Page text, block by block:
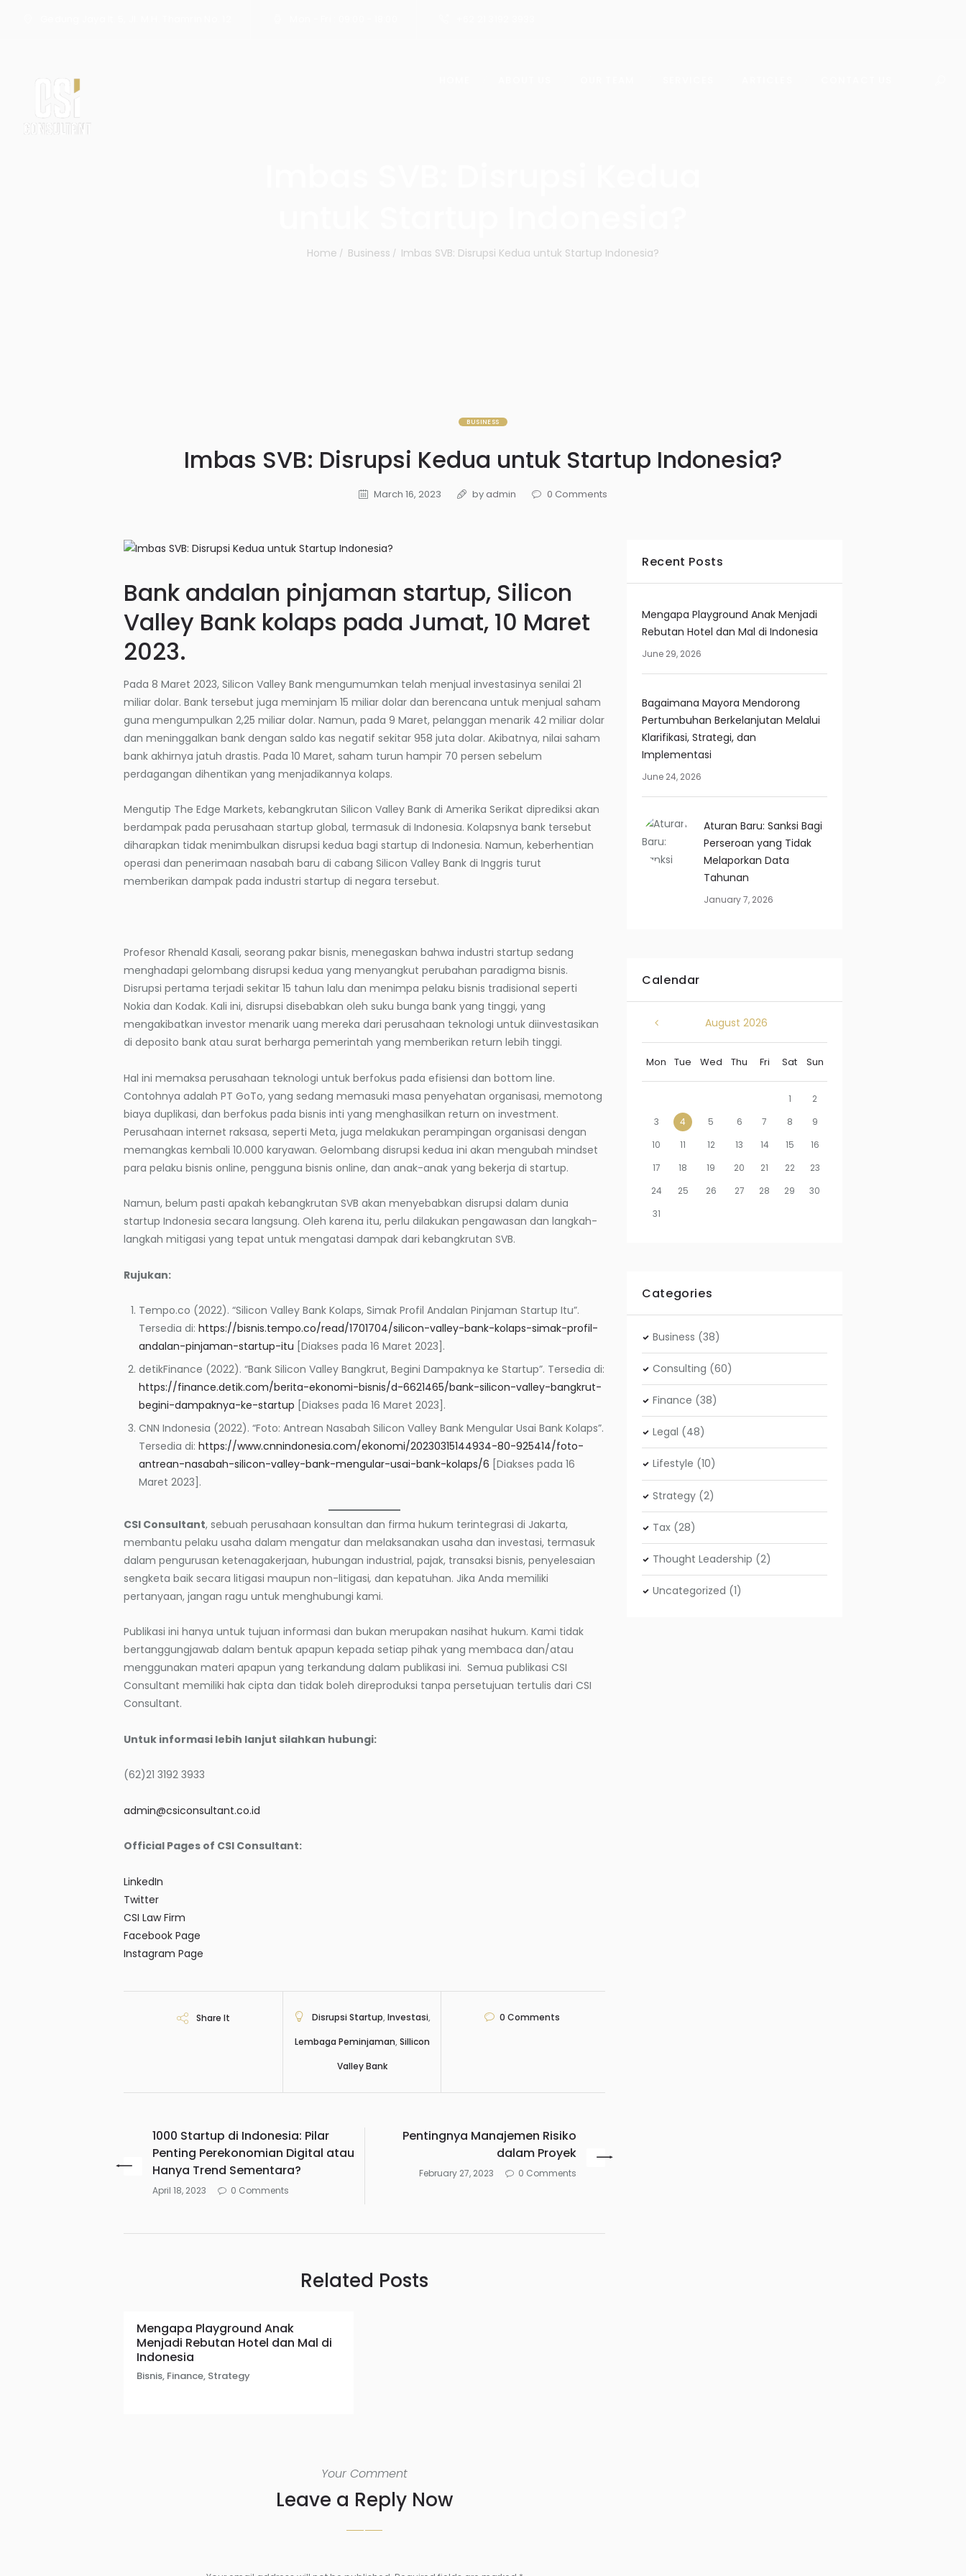
Home Business Imbas SVB: Disrupsi Kedua untuk Startup Indonesia?
BUSINESS
Imbas SVB: Disrupsi Kedua untuk Startup Indonesia?
March 16, 2023 by admin 0 Comments
Bank andalan pinjaman startup, Silicon
Valley Bank kolaps pada Jumat, 10 Maret
2023.
Pada 8 Maret 2023, Silicon Valley Bank mengumumkan telah menjual investasinya senilai 21
miliar dolar. Bank tersebut juga meminjam 15 miliar dolar dan berencana untuk menjual saham
guna mengumpulkan 2,25 miliar dolar. Namun, pada 9 Maret, pelanggan menarik 42 miliar dolar
dan meninggalkan bank dengan saldo kas negatif sekitar 958 juta dolar. Akibatnya, nilai saham
bank akhirnya jatuh drastis. Pada 10 Maret, saham turun hampir 70 persen sebelum
perdagangan dihentikan yang menjadikannya kolaps.
Mengutip The Edge Markets, kebangkrutan Silicon Valley Bank di Amerika Serikat diprediksi akan
berdampak pada perusahaan startup global, termasuk di Indonesia. Kolapsnya bank tersebut
diharapkan tidak menimbulkan disrupsi kedua bagi startup di Indonesia. Namun, keberhentian
operasi dan penerimaan nasabah baru di cabang Silicon Valley Bank di Inggris turut
memberikan dampak pada industri startup di negara tersebut.
Profesor Rhenald Kasali, seorang pakar bisnis, menegaskan bahwa industri startup sedang
menghadapi gelombang disrupsi kedua yang menyangkut perubahan paradigma bisnis.
Disrupsi pertama terjadi sekitar 15 tahun lalu dan menimpa pelaku bisnis tradisional seperti
Nokia dan Kodak. Kali ini, disrupsi disebabkan oleh suku bunga bank yang tinggi, yang
mengakibatkan investor menarik uang mereka dari perusahaan teknologi untuk diinvestasikan
di deposito bank atau surat berharga pemerintah yang memberikan return lebih tinggi.
Hal ini memaksa perusahaan teknologi untuk berfokus pada efisiensi dan bottom line.
Contohnya adalah PT GoTo, yang sedang memasuki masa penyehatan organisasi, memotong
biaya duplikasi, dan berfokus pada bisnis inti yang menghasilkan return on investment.
Perusahaan internet raksasa, seperti Meta, juga melakukan perampingan organisasi dengan
memangkas kembali 10.000 karyawan. Gelombang disrupsi kedua ini akan mengubah mindset
para pelaku bisnis online, pengguna bisnis online, dan anak-anak yang bekerja di startup.
Namun, belum pasti apakah kebangkrutan SVB akan menyebabkan disrupsi dalam dunia
startup Indonesia secara langsung. Oleh karena itu, perlu dilakukan pengawasan dan langkah-
langkah mitigasi yang tepat untuk mengatasi dampak dari kebangkrutan SVB.
Rujukan:
Tempo.co (2022). “Silicon Valley Bank Kolaps, Simak Profil Andalan Pinjaman Startup Itu”.
Tersedia di: https://bisnis.tempo.co/read/1701704/silicon-valley-bank-kolaps-simak-profil-
andalan-pinjaman-startup-itu [Diakses pada 16 Maret 2023].
detikFinance (2022). “Bank Silicon Valley Bangkrut, Begini Dampaknya ke Startup”. Tersedia di:
https://finance.detik.com/berita-ekonomi-bisnis/d-6621465/bank-silicon-valley-bangkrut-
begini-dampaknya-ke-startup [Diakses pada 16 Maret 2023].
CNN Indonesia (2022). “Foto: Antrean Nasabah Silicon Valley Bank Mengular Usai Bank Kolaps”.
Tersedia di: https://www.cnnindonesia.com/ekonomi/20230315144934-80-925414/foto-
antrean-nasabah-silicon-valley-bank-mengular-usai-bank-kolaps/6 [Diakses pada 16
Maret 2023].
CSI Consultant, sebuah perusahaan konsultan dan firma hukum terintegrasi di Jakarta,
membantu pelaku usaha dalam mengatur dan melaksanakan usaha dan investasi, termasuk
dalam pengurusan ketenagakerjaan, hubungan industrial, pajak, transaksi bisnis, penyelesaian
sengketa baik secara litigasi maupun non-litigasi, dan kepatuhan. Jika Anda memiliki
pertanyaan, jangan ragu untuk menghubungi kami.
Publikasi ini hanya untuk tujuan informasi dan bukan merupakan nasihat hukum. Kami tidak
bertanggungjawab dalam bentuk apapun kepada setiap pihak yang membaca dan/atau
menggunakan materi apapun yang terkandung dalam publikasi ini. Semua publikasi CSI
Consultant memiliki hak cipta dan tidak boleh direproduksi tanpa persetujuan tertulis dari CSI
Consultant.
Untuk informasi lebih lanjut silahkan hubungi:
(62)21 3192 3933
admin@csiconsultant.co.id
Official Pages of CSI Consultant:
LinkedIn
Twitter
CSI Law Firm
Facebook Page
Instagram Page
Share It Disrupsi Startup,Investasi,
Lembaga Peminjaman,Sillicon
Valley Bank
0 Comments
1000 Startup di Indonesia: Pilar
Penting Perekonomian Digital atau
Hanya Trend Sementara?
April 18, 2023 0 Comments
Pentingnya Manajemen Risiko
dalam Proyek
February 27, 2023 0 Comments
Related Posts
Mengapa Playground Anak
Menjadi Rebutan Hotel dan Mal di
Indonesia
Bisnis, Finance, Strategy
Your Comment
Leave a Reply Now
Recent Posts
Mengapa Playground Anak Menjadi
Rebutan Hotel dan Mal di Indonesia
June 29, 2026
Bagaimana Mayora Mendorong
Pertumbuhan Berkelanjutan Melalui
Klarifikasi, Strategi, dan
Implementasi
June 24, 2026
Aturan Baru: Sanksi Bagi
Perseroan yang Tidak
Melaporkan Data
Tahunan
January 7, 2026
Calendar
August 2026
Mon Tue Wed Thu Fri Sat Sun
1
2
3
4 5 6 7 8
9
10
11 12 13 14 15
16
17
18 19 20 21 22
23
24
25 26 27 28 29
30
31
Categories
Business (38)
Consulting (60)
Finance (38)
Legal (48)
Lifestyle (10)
Strategy (2)
Tax (28)
Thought Leadership (2)
Uncategorized (1)